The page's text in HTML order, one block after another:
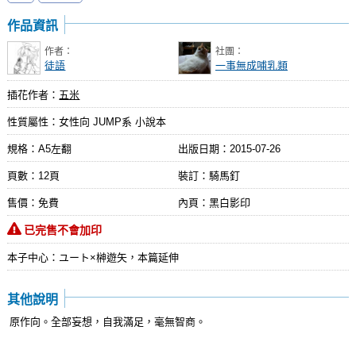
作品資訊
作者：
徒語
社團：
一事無成哺乳類
插花作者： 五米
性質屬性：女性向 JUMP系 小說本
規格：A5左翻 出版日期： 2015-07-26
頁數：12頁 裝訂：騎馬釘
售價：免費 內頁：黑白影印
已完售不會加印
本子中心：ユート×榊遊矢，本篇延伸
其他說明
原作向。全部妄想，自我滿足，毫無智商。